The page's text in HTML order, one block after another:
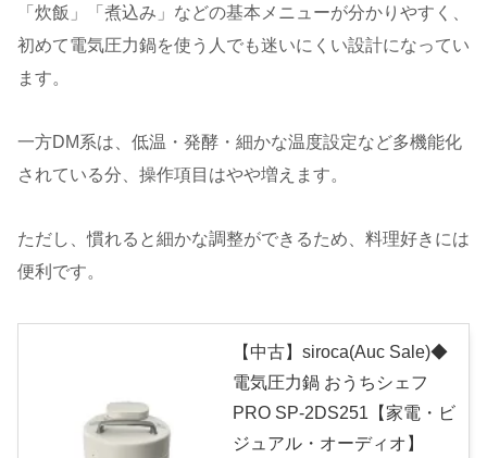
「炊飯」「煮込み」などの基本メニューが分かりやすく、
初めて電気圧力鍋を使う人でも迷いにくい設計になってい
ます。
一方DM系は、低温・発酵・細かな温度設定など多機能化
されている分、操作項目はやや増えます。
ただし、慣れると細かな調整ができるため、料理好きには
便利です。
【中古】siroca(Auc Sale)◆
電気圧力鍋 おうちシェフ
PRO SP-2DS251【家電・ビ
ジュアル・オーディオ】